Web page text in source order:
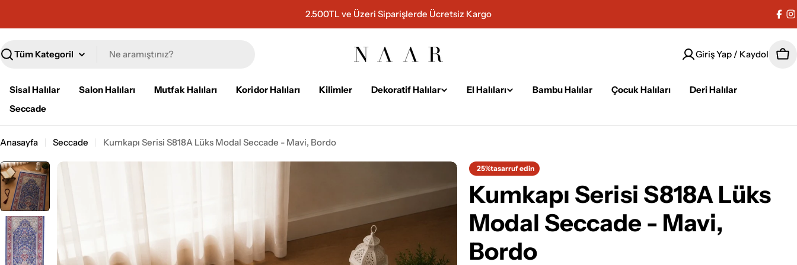
2.500TL ve Üzeri Siparişlerde Ücretsiz Kargo
Ara
Giriş Yap / Kaydol
Sisal Halılar Salon Halıları Mutfak Halıları Koridor Halıları Kilimler Dekoratif Halılar El Halıları Bambu Halılar Çocuk Halıları
Deri Halılar
Seccade
Anasayfa Seccade Kumkapı Serisi S818A Lüks Modal Seccade - Mavi, Bordo
25%tasarruf edin
Kumkapı Serisi S818A Lüks
Modal Seccade - Mavi,
Bordo